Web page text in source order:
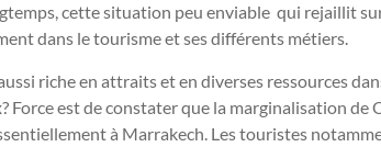
cette situation peu enviable qui rejaillit
dans le tourisme et ses différents métiers.
riche en attraits et en diverses ressources
Force est de constater que la marginalisation de
à Marrakech. Les touristes